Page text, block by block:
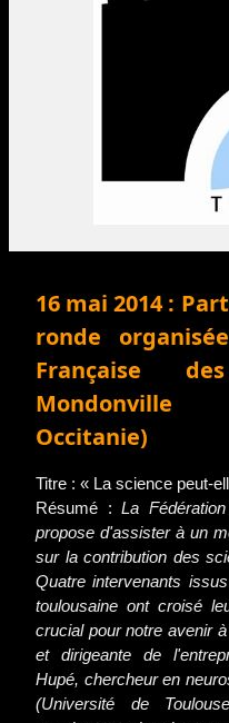
16 mai 2014 :
ronde
Française
Mondonville
Occitanie)
Titre : « La science peut-
Résumé :La
propose d'assister à un
sur la contribution des
Quatre intervenants
toulousaine ont croisé
crucial pour notre avenir
et dirigeante de
Hupé, chercheur en
(Université de